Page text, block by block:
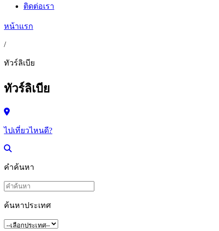
ติดต่อเรา
หน้าแรก
/
ทัวร์ลิเบีย
ทัวร์ลิเบีย
ไปเที่ยวไหนดี?
คำค้นหา
ค้นหาประเทศ